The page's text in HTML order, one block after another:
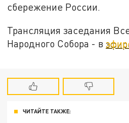
сбережение России.
Трансляция заседания
Народного Собора - в
ЧИТАЙТЕ ТАКЖЕ: